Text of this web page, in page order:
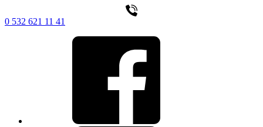
0 532 621 11 41